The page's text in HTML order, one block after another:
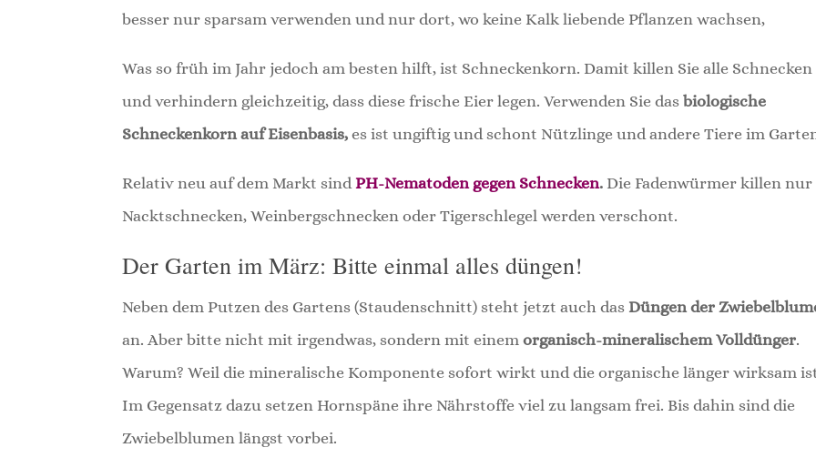
besser nur sparsam verwenden und nur dort, wo keine Kalk liebende Pflanzen wachsen,
Was so früh im Jahr jedoch am besten hilft, ist Schneckenkorn. Damit killen Sie alle Schnecken
und verhindern gleichzeitig, dass diese frische Eier legen. Verwenden Sie dasbiologische
Schneckenkorn auf Eisenbasis, es ist ungiftig und schont Nützlinge und andere Tiere im
Relativ neu auf dem Markt sindPH-Nematoden gegen Schnecken. Die Fadenwürmer killen nur
Nacktschnecken, Weinbergschnecken oder Tigerschlegel werden verschont.
Der Garten im März: Bitte einmal alles düngen!
Neben dem Putzen des Gartens (Staudenschnitt) steht jetzt auch das Düngen der
an. Aber bitte nicht mit irgendwas, sondern mit einemorganisch-mineralischem Volldünger.
Warum? Weil die mineralische Komponente sofort wirkt und die organische länger wirksam
Im Gegensatz dazu setzen Hornspäne ihre Nährstoffe viel zu langsam frei. Bis dahin sind die
Zwiebelblumen längst vorbei.